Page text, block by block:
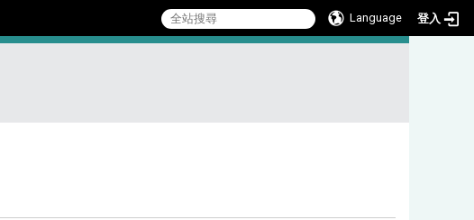
Language 登入